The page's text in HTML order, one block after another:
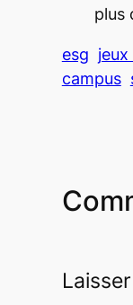
plus
esg
campus